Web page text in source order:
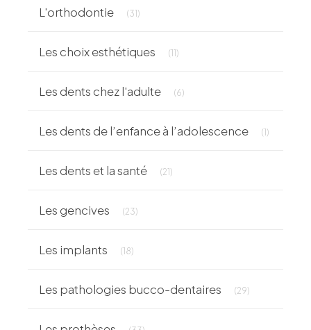
L'orthodontie (31)
Les choix esthétiques (11)
Les dents chez l'adulte (6)
Les dents de l’enfance à l’adolescence (1)
Les dents et la santé (21)
Les gencives (23)
Les implants (18)
Les pathologies bucco-dentaires (29)